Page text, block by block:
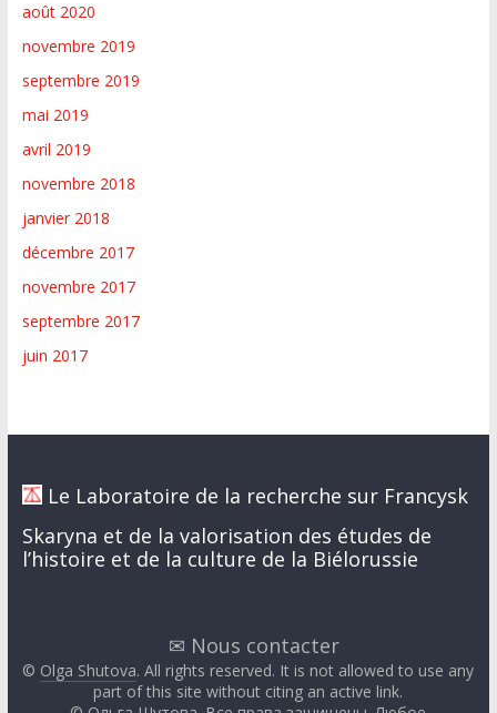
août 2020
novembre 2019
septembre 2019
mai 2019
avril 2019
novembre 2018
janvier 2018
décembre 2017
novembre 2017
septembre 2017
juin 2017
Le Laboratoire de la recherche sur Francysk
Skaryna et de la valorisation des études de
l’histoire et de la culture de la Biélorussie
✉ Nous contacter
© Olga Shutova. All rights reserved. It is not allowed to use any
part of this site without citing an active link.